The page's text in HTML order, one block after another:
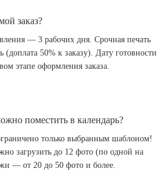
заказ?
— 3 рабочих дня. Срочная печать
50% к заказу). Дату готовности
этапе оформления заказа.
поместить в календарь?
только выбранным шаблоном!
загрузить до 12 фото (по одной на
— от 20 до 50 фото и более.